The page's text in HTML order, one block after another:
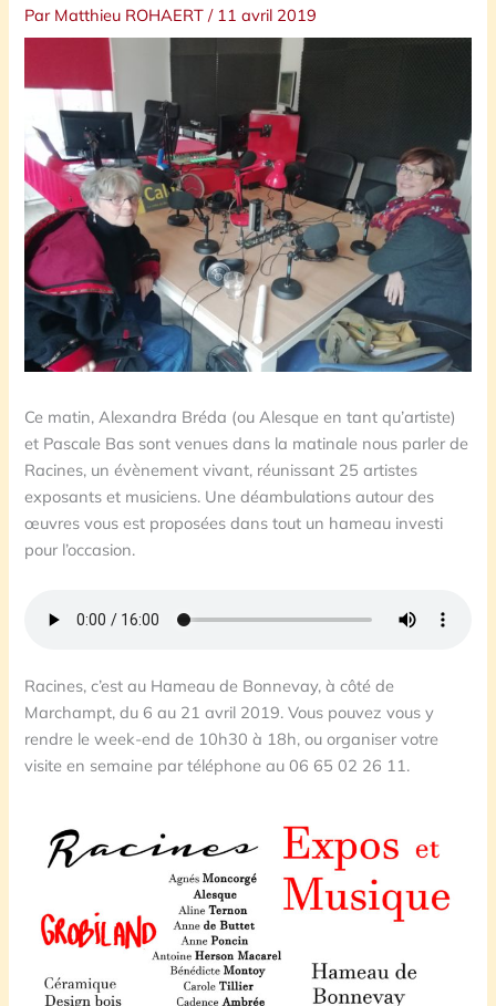
Par Matthieu ROHAERT/ 11 avril 2019
Ce matin, Alexandra Bréda (ou Alesque en tant qu’artiste)
et Pascale Bas sont venues dans la matinale nous parler de
Racines, un évènement vivant, réunissant 25 artistes
exposants et musiciens. Une déambulations autour des
œuvres vous est proposées dans tout un hameau investi
pour l’occasion.
Racines, c’est au Hameau de Bonnevay, à côté de
Marchampt, du 6 au 21 avril 2019. Vous pouvez vous y
rendre le week-end de 10h30 à 18h, ou organiser votre
visite en semaine par téléphone au 06 65 02 26 11.